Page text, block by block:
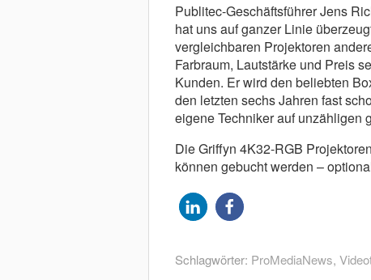
Publitec-Geschäftsführer Jens
hat uns auf ganzer Linie
vergleichbaren Projektoren
Farbraum, Lautstärke und Preis
Kunden. Er wird den beliebten
den letzten sechs Jahren fast
eigene Techniker auf unzähligen
Die Griffyn 4K32-RGB
können gebucht werden –
Schlagwörter: ProMediaNews,